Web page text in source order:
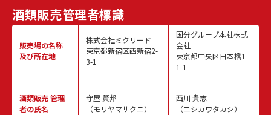
酒類販売管理者標識
販売場の名称
及び所在地
酒類販売管理
者の氏名
株式会社ミクリード
東京都新宿区西新宿2-
3-1
守屋 賢邦
（モリヤマサクニ）
国分グループ本社株式
会社
東京都中央区日本橋1-
1-1
西川 貴志
（ニシカワタカシ）